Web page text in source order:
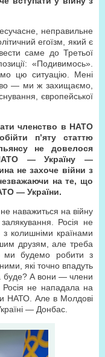
неправильне
егоїзм, який є
саме до Третьої
«Подивимось».
цю ситуацію. Мені
— ми ж захищаємо,
європейської
членство в НАТО
п’яту статтю
не довелося
НАТО — Україну —
не захоче війни з
на те, що
— України.
наважиться на війну
Росія не
колишніми країнами
друзям, але треба
ми будемо робити з
які точно впадуть
буде? А вони — члени
не нападала на
НАТО. Але в Молдові
— Донбас.